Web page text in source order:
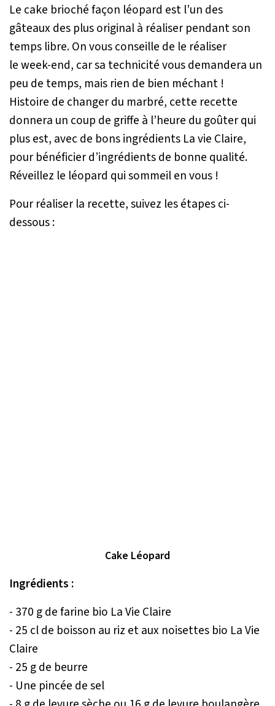
Le cake brioché façon léopard est l’un des
gâteaux des plus original à réaliser pendant son
temps libre. On vous conseille de le réaliser
le week-end, car sa technicité vous demandera un
peu de temps, mais rien de bien méchant !
Histoire de changer du marbré, cette recette
donnera un coup de griffe à l’heure du goûter qui
plus est, avec de bons ingrédients La vie Claire,
pour bénéficier d’ingrédients de bonne qualité.
Réveillez le léopard qui sommeil en vous !
Pour réaliser la recette, suivez les étapes ci-
dessous :
Cake Léopard
Ingrédients :
- 370 g de farine bio La Vie Claire
- 25 cl de boisson au riz et aux noisettes bio La Vie
Claire
- 25 g de beurre
- Une pincée de sel